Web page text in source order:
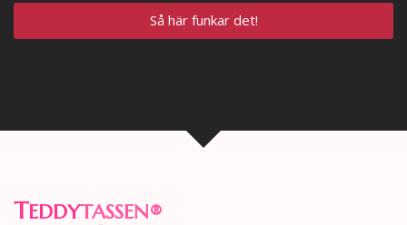
Så här funkar det!
TEDDYTASSEN®